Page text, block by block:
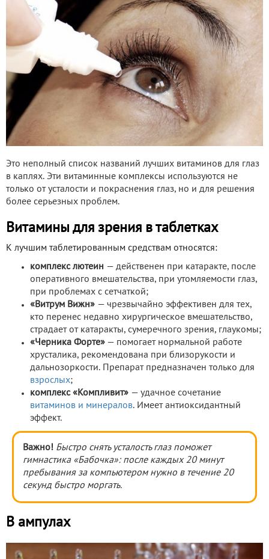
Это неполный список названий лучших витаминов для глаз
в каплях. Эти витаминные комплексы используются не
только от усталости и покраснения глаз, но и для решения
более серьезных проблем.
Витамины для зрения в таблетках
К лучшим таблетированным средствам относятся:
комплекс лютеин — действенен при катаракте, после
оперативного вмешательства, при утомляемости глаз,
при проблемах с сетчаткой;
«Витрум Вижн» — чрезвычайно эффективен для тех,
кто перенес недавно хирургическое вмешательство,
страдает от катаракты, сумеречного зрения, глаукомы;
«Черника Форте» — помогает нормальной работе
хрусталика, рекомендована при близорукости и
дальнозоркости. Препарат предназначен только для
взрослых;
комплекс «Компливит» — удачное сочетание
витаминов и минералов. Имеет антиоксидантный
эффект.
Важно! Быстро снять усталость глаз поможет
гимнастика «Бабочка»: после каждых 20 минут
пребывания за компьютером нужно в течение 20
секунд быстро моргать.
В ампулах